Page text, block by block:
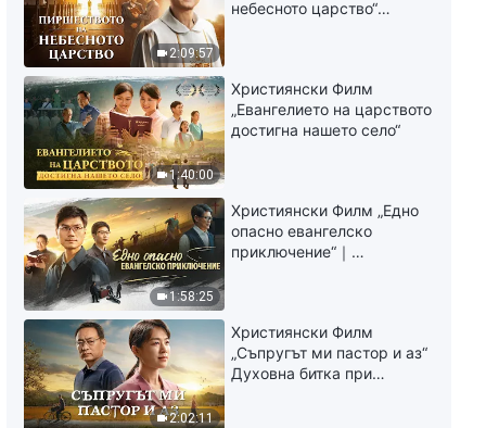
37:19
единственият VI: Божията
святост (III)“, Трета част
2:09:57
небесното царство“
1:40:00
Християнски Филм
„Евангелието на царството
достигна нашето село“
1:58:25
Християнски Филм „Едно
опасно евангелско
приключение“｜
Исус
2:02:11
Християнски Филм
„Съпругът ми пастор и аз“
Духовна битка при